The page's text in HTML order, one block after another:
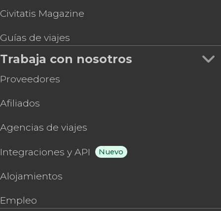
Civitatis Magazine
Guías de viajes
Trabaja con nosotros
Proveedores
Afiliados
Agencias de viajes
Integraciones y API Nuevo
Alojamientos
Empleo